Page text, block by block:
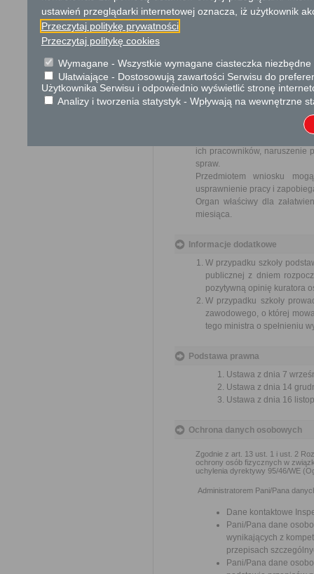
Wpis do ewidencji szkół i
Odwołanie wnosi się do
rejestracji za pośrednictwem
lub data jego nadania w
ich pracowników, naruszenie
spraw.
Przedmiotem wniosku
usprawnienie pracy i
Organ właściwy dla
miesiąca.
Informacje dodatkowe
W przypadku szkoły
publicznej z dniem
pozytywną opinię kuratora
W przypadku szkoły
zawodowego, o której
tego ministra o spełnieniu
Podstawa prawna
Ustawa z dnia 7
Ustawa z dnia 14
Ustawa z dnia 16
Ochrona danych osobowych
Zgodnie z art. 13 ust. 1 i ust. 2
ochrony osób fizycznych w
uchylenia dyrektywy 95/46/WE
Administratorem Pani/Pana
Dane kontaktowe
Pani/Pana dane
wynikających z
przepisach
Pani/Pana dane
ustawień przeglądarki internetowej oznacza, iż użytkownik
Przeczytaj politykę prywatności
Przeczytaj politykę cookies
Wymagane - Wszystkie wymagane ciasteczka
Ułatwiające - Dostosowują zawartości Serwisu do
Użytkownika Serwisu i odpowiednio wyświetlić stronę
Analizy i tworzenia statystyk - Wpływają na wewnętrzne